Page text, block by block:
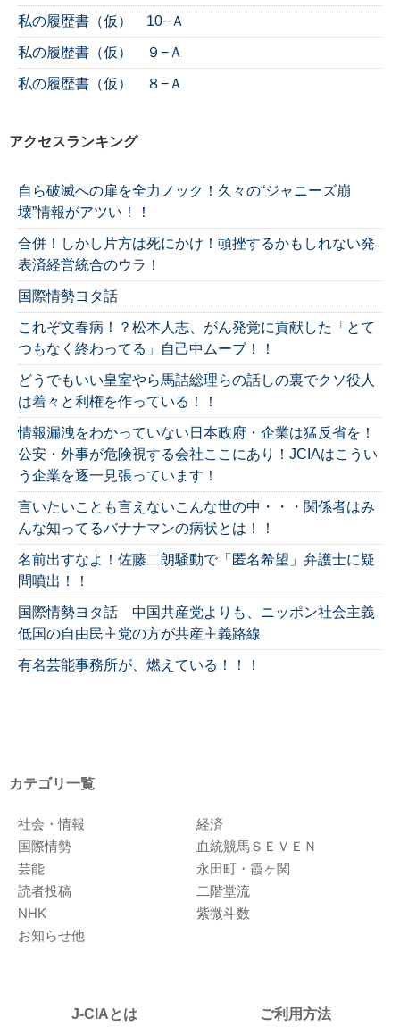
私の履歴書（仮） 10−Ａ
私の履歴書（仮） ９−Ａ
私の履歴書（仮） ８−Ａ
アクセスランキング
自ら破滅への扉を全力ノック！久々の“ジャニーズ崩
壊”情報がアツい！！
合併！しかし片方は死にかけ！頓挫するかもしれない発
表済経営統合のウラ！
国際情勢ヨタ話
これぞ文春病！？松本人志、がん発覚に貢献した「とて
つもなく終わってる」自己中ムーブ！！
どうでもいい皇室やら馬詰総理らの話しの裏でクソ役人
は着々と利権を作っている！！
情報漏洩をわかっていない日本政府・企業は猛反省を！
公安・外事が危険視する会社ここにあり！JCIAはこうい
う企業を逐一見張っています！
言いたいことも言えないこんな世の中・・・関係者はみ
んな知ってるバナナマンの病状とは！！
名前出すなよ！佐藤二朗騒動で「匿名希望」弁護士に疑
問噴出！！
国際情勢ヨタ話 中国共産党よりも、ニッポン社会主義
低国の自由民主党の方が共産主義路線
有名芸能事務所が、燃えている！！！
カテゴリ一覧
社会・情報
経済
国際情勢
血統競馬ＳＥＶＥＮ
芸能
永田町・霞ヶ関
読者投稿
二階堂流
NHK
紫微斗数
お知らせ他
J-CIAとは ご利用方法